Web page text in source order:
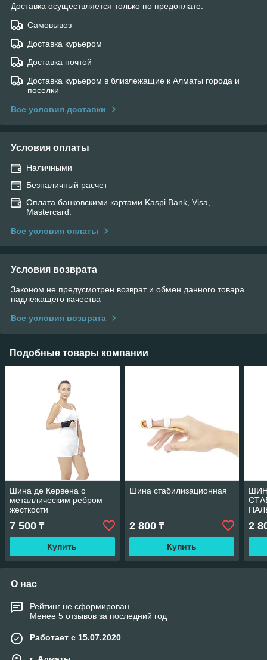
Доставка осуществляется только по предоплате.
Самовывоз
Доставка курьером
Доставка почтой
Доставка курьером в близлежащие к Алматы города и
поселки
Все условия доставки
Условия оплаты
Наличными
Безналичный расчет
Оплата банковскими картами Kaspi Bank, Visa,
Mastercard.
Все условия оплаты
Условия возврата
Законом не предусмотрен возврат и обмен данного товара
надлежащего качества
Все условия возврата
Подобные товары компании
Шина де Кервена с
металлическим ребром
жесткости
7 500 ₸
Купить
Шина стабилизационная
2 800₸
Купить
2
О нас
Рейтинг не сформирован
Менее 5 отзывов за последний год
Работает с 15.07.2020